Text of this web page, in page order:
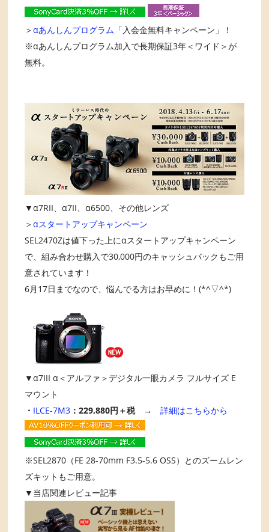
＞αあんしんプログラム 「入会金無料キャンペーン」！
※αあんしんプログラム加入で長期保証3年＜ワイド＞が
無料。
▼α7RII、α7II、α6500、その他レンズ
＞αスタートアップキャンペーン
SEL2470Zは値下った上にαスタートアップキャンペーン
で、組み合わせ購入で30,000円のキャッシュバックもご用
意されています！
6月17日までなので、悩んでる方はお早めに！(*^▽^*)
▼α7III α＜アルファ＞デジタル一眼カメラ フルサイズ E
マウント
・ ILCE-7M3 ：229,880円＋税 →詳細はこちらから
※SEL2870（FE 28-70mm F3.5-5.6 OSS）とのズームレン
ズキットもご用意。
▼当店関連レビュー記事